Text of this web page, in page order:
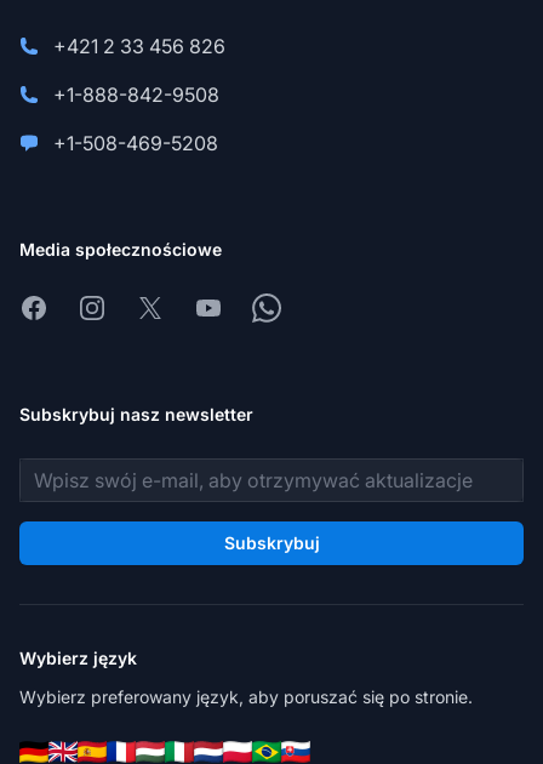
+421 2 33 456 826
+1-888-842-9508
+1-508-469-5208
Media społecznościowe
FacebookInstagram
X YoutubeWhatsapp
Subskrybuj nasz newsletter
Adres e-mail
Subskrybuj
Wybierz język
Wybierz preferowany język, aby poruszać się po stronie.